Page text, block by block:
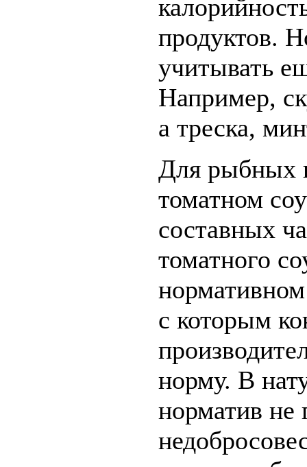
продуктов.
учитывать
Например,
а треска,
Для рыбных
томатном
составных
томатного
с которым
норму. В
норматив не